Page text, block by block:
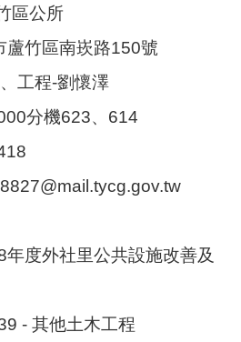
區公所
蘆竹區南崁路150號
工程-劉懷澤
分機623、614
度外社里公共設施改善及
- 其他土木工程